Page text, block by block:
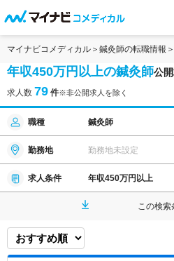
マイナビコメディカル 鍼灸師の転職情報
年収450万円以上の鍼灸師公
求人数 79 件※非公開求人を除く
職種 鍼灸師
勤務地 勤務地未設定
求人条件 年収450万円以上
この検索